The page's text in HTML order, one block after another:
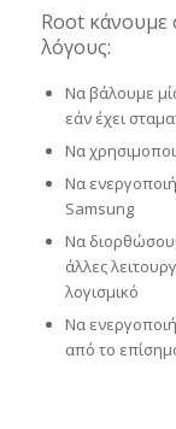
Root κάνουμε
λόγους:
Να βάλουμε
εάν έχει
Να
Να
Samsung
Να
άλλες
λογισμικό
Να
από το